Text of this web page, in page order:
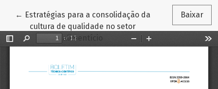
← Voltar aos Detalhes do Artigo
Estratégias para a consolidação da
cultura de qualidade no setor
alimentício
Baixar